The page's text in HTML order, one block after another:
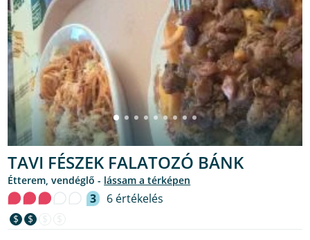
TAVI FÉSZEK FALATOZÓ BÁNK
étterem, vendéglő - lássam a térképen
3 6 értékelés
$ $